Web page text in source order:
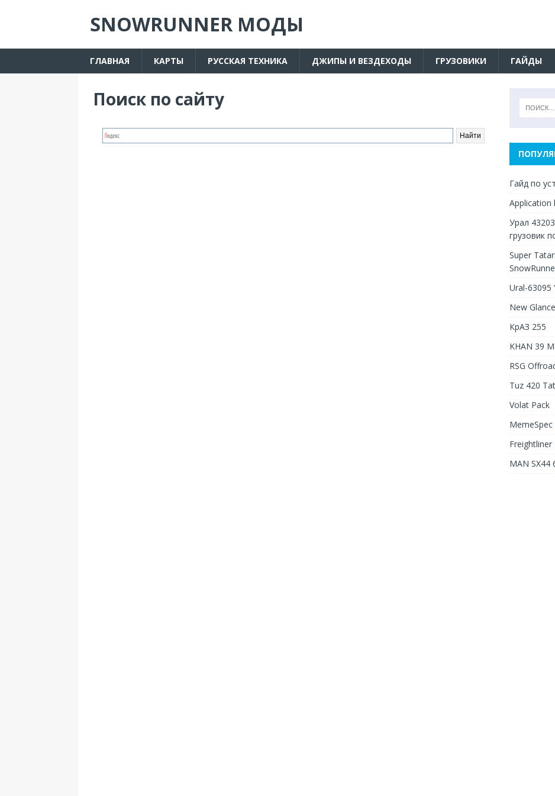
SNOWRUNNER МОДЫ
ГЛАВНАЯ КАРТЫ РУССКАЯ ТЕХНИКА ДЖИПЫ И ВЕЗДЕХОДЫ ГРУЗОВИКИ ГАЙДЫ
Поиск по сайту
Гайд по
Урал
грузовик
Super
Ural-63095
New Glance
КрАЗ 255
KHAN 39
RSG
Tuz 420
Volat Pack
Freightliner
MAN SX44